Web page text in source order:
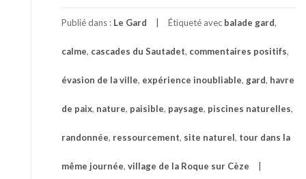
Publié dans : Le Gard Étiqueté avec balade gard,
calme, cascades du Sautadet, commentaires positifs,
évasion de la ville, expérience inoubliable, gard, havre
de paix, nature, paisible, paysage, piscines naturelles,
randonnée, ressourcement, site naturel, tour dans la
même journée, village de la Roque sur Cèze